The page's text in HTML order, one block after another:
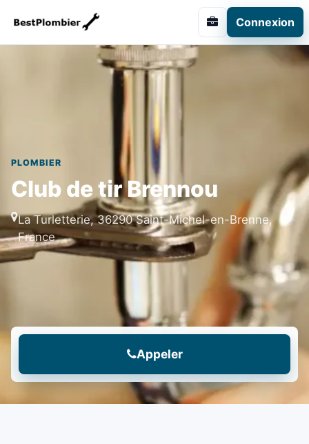
Connexion
PLOMBIER
Club de tir Brennou
La Turletterie, 36290 Saint-Michel-en-Brenne,
France
Appeler